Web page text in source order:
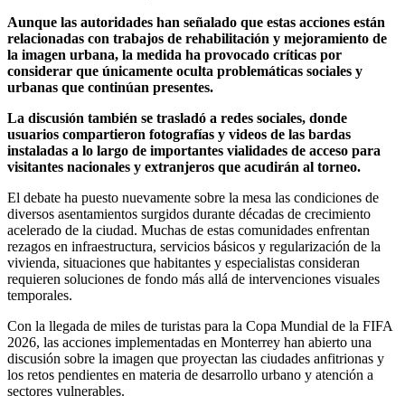
Aunque las autoridades han señalado que estas acciones están
relacionadas con trabajos de rehabilitación y mejoramiento de
la imagen urbana, la medida ha provocado críticas por
considerar que únicamente oculta problemáticas sociales y
urbanas que continúan presentes.
La discusión también se trasladó a redes sociales, donde
usuarios compartieron fotografías y videos de las bardas
instaladas a lo largo de importantes vialidades de acceso para
visitantes nacionales y extranjeros que acudirán al torneo.
El debate ha puesto nuevamente sobre la mesa las condiciones de
diversos asentamientos surgidos durante décadas de crecimiento
acelerado de la ciudad. Muchas de estas comunidades enfrentan
rezagos en infraestructura, servicios básicos y regularización de la
vivienda, situaciones que habitantes y especialistas consideran
requieren soluciones de fondo más allá de intervenciones visuales
temporales.
Con la llegada de miles de turistas para la Copa Mundial de la FIFA
2026, las acciones implementadas en Monterrey han abierto una
discusión sobre la imagen que proyectan las ciudades anfitrionas y
los retos pendientes en materia de desarrollo urbano y atención a
sectores vulnerables.